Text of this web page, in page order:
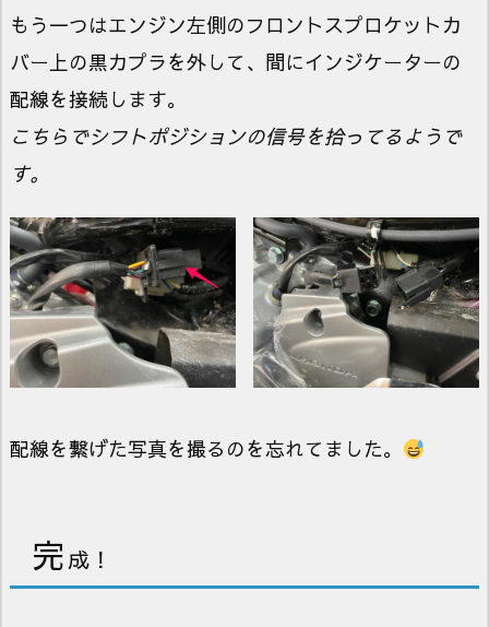
もう一つはエンジン左側のフロントスプロケットカ
バー上の黒カプラを外して、間にインジケーターの
配線を接続します。
こちらでシフトポジションの信号を拾ってるようで
す。
配線を繋げた写真を撮るのを忘れてました。
完成！